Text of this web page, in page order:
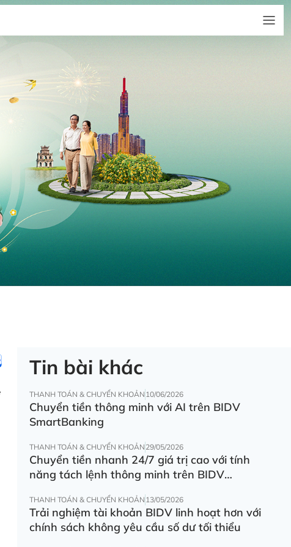
Tin bài khác
THANH TOÁN & CHUYỂN KHOẢN 10/06/2026
Chuyển tiền thông minh với AI trên BIDV
SmartBanking
THANH TOÁN & CHUYỂN KHOẢN 29/05/2026
Chuyển tiền nhanh 24/7 giá trị cao với tính
năng tách lệnh thông minh trên BIDV
THANH TOÁN & CHUYỂN KHOẢN 13/05/2026
Trải nghiệm tài khoản BIDV linh hoạt hơn với
chính sách không yêu cầu số dư tối thiểu